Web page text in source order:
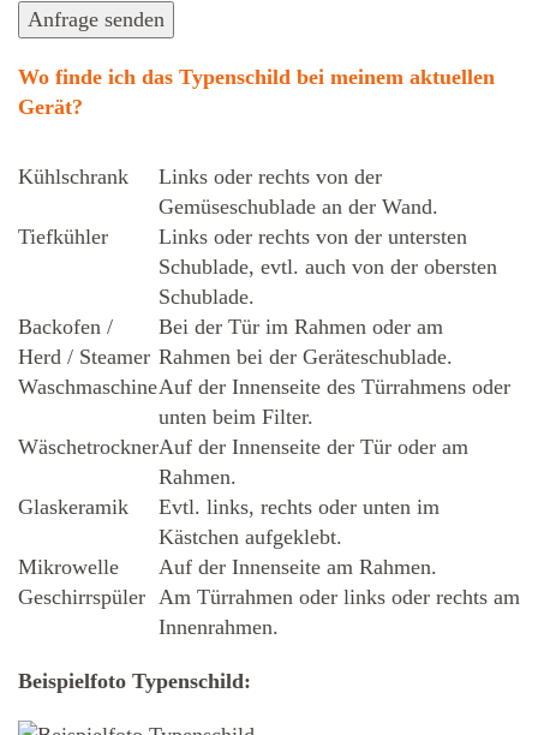
Anfrage senden
Wo finde ich das Typenschild bei meinem aktuellen
Gerät?
Kühlschrank
Links oder rechts von der
Gemüseschublade an der Wand.
Tiefkühler
Links oder rechts von der untersten
Schublade, evtl. auch von der obersten
Schublade.
Backofen /
Herd / Steamer
Bei der Tür im Rahmen oder am
Rahmen bei der Geräteschublade.
WaschmaschineAuf der Innenseite des Türrahmens oder
unten beim Filter.
WäschetrocknerAuf der Innenseite der Tür oder am
Rahmen.
Glaskeramik
Evtl. links, rechts oder unten im
Kästchen aufgeklebt.
Mikrowelle
Auf der Innenseite am Rahmen.
Geschirrspüler Am Türrahmen oder links oder rechts am
Innenrahmen.
Beispielfoto Typenschild: